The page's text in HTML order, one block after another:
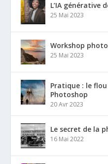
L’IA générative
25 Mai 2023
Workshop
25 Mai 2023
Pratique : le
Photoshop
20 Avr 2023
Le secret de la
16 Mai 2022